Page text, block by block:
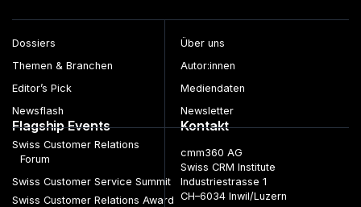
Dossiers
Themen & Branchen
Editor’s Pick
Newsflash
Über uns
Autor:innen
Mediendaten
Newsletter
Flagship Events
Swiss Customer Relations
Forum
Swiss Customer Service Summit
Swiss Customer Relations Award
Kontakt
cmm360 AG
Swiss CRM Institute
Industriestrasse 1
CH–6034 Inwil/Luzern